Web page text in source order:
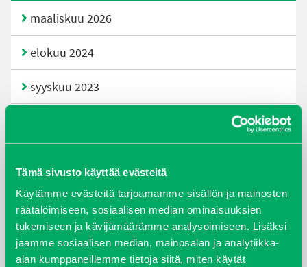
Tämä sivusto käyttää evästeitä
Käytämme evästeitä tarjoamamme sisällön ja mainosten
räätälöimiseen, sosiaalisen median ominaisuuksien
tukemiseen ja kävijämäärämme analysoimiseen. Lisäksi
jaamme sosiaalisen median, mainosalan ja analytiikka-
alan kumppaneillemme tietoja siitä, miten käytät
maaliskuu 2026
elokuu 2024
syyskuu 2023
helmikuu 2022
joulukuu 2021
lokakuu 2021